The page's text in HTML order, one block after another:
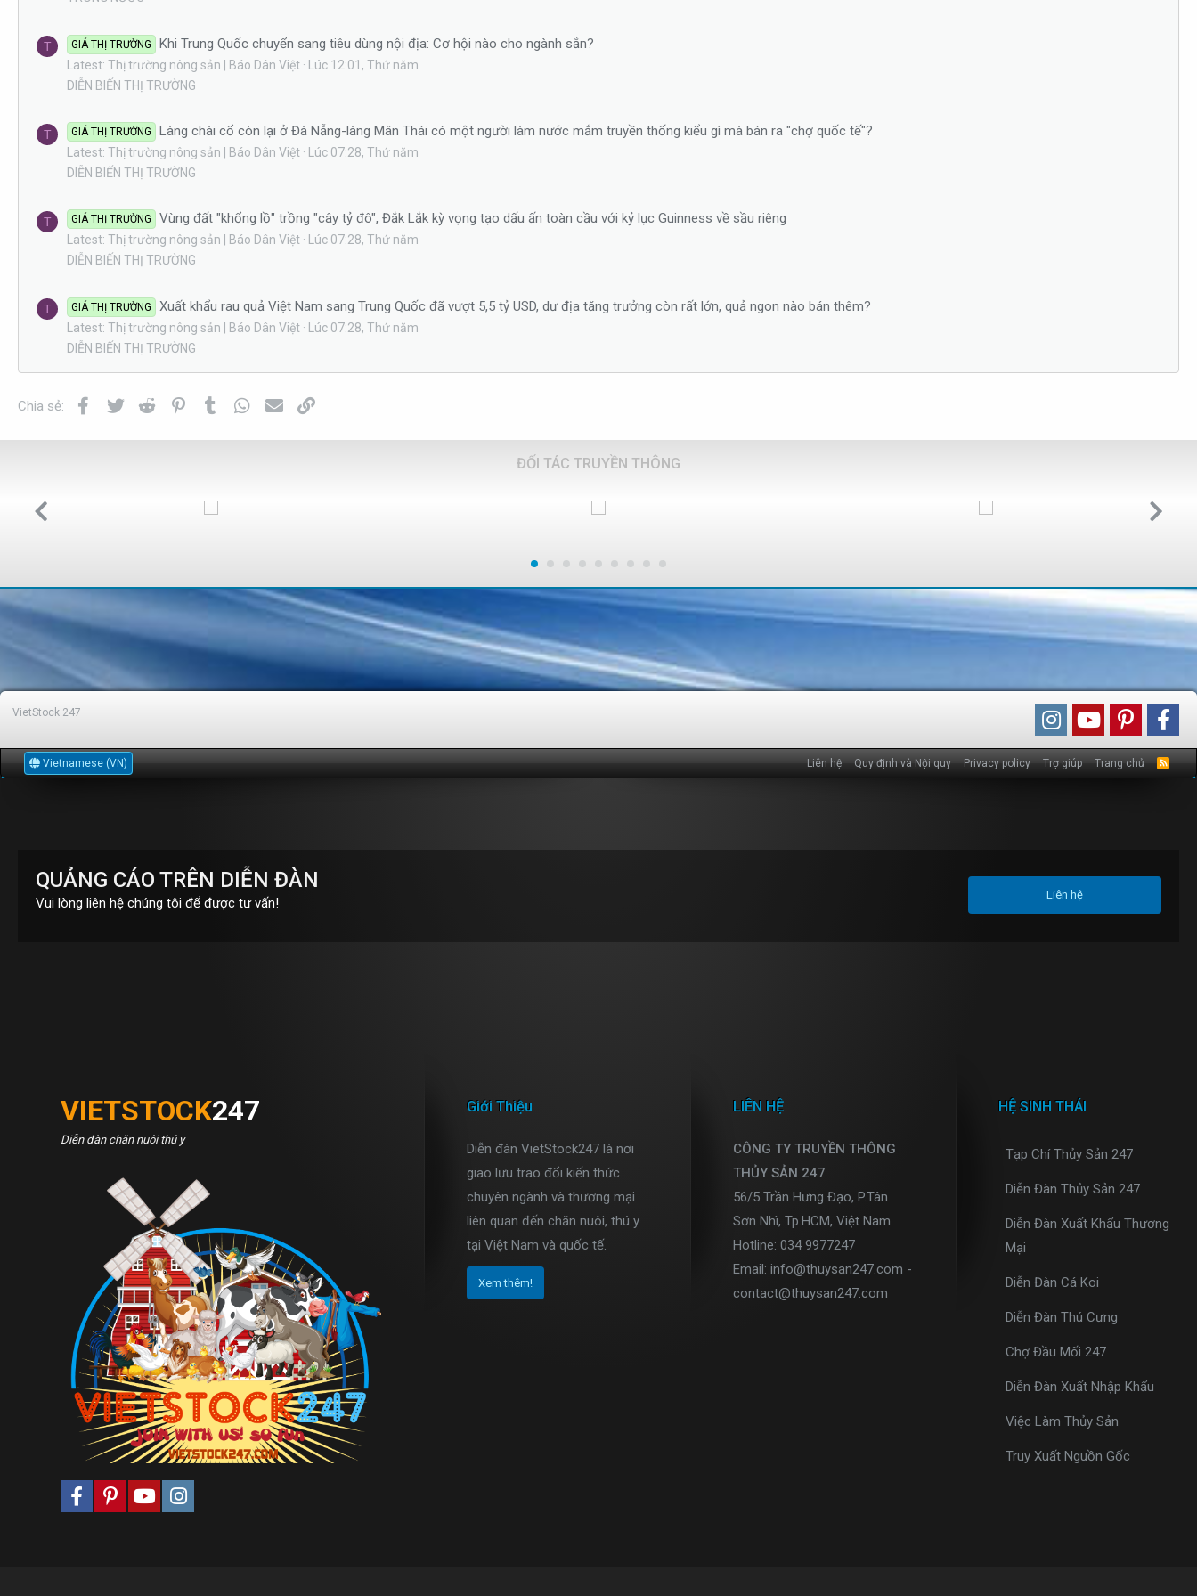
T GIÁ THỊ TRƯỜNG Khi Trung Quốc chuyển sang tiêu dùng nội địa: Cơ hội nào cho ngành sắn?
Latest: Thị trường nông sản | Báo Dân Việt
Lúc 12:01, Thứ năm
DIỄN BIẾN THỊ TRƯỜNG
T GIÁ THỊ TRƯỜNG Làng chài cổ còn lại ở Đà Nẵng-làng Mân Thái có một người làm nước mắm truyền thống kiểu gì mà bán ra "chợ quốc tế"?
Latest: Thị trường nông sản | Báo Dân Việt
Lúc 07:28, Thứ năm
DIỄN BIẾN THỊ TRƯỜNG
T GIÁ THỊ TRƯỜNG Vùng đất "khổng lồ" trồng "cây tỷ đô", Đắk Lắk kỳ vọng tạo dấu ấn toàn cầu với kỷ lục Guinness về sầu riêng
Latest: Thị trường nông sản | Báo Dân Việt
Lúc 07:28, Thứ năm
DIỄN BIẾN THỊ TRƯỜNG
T GIÁ THỊ TRƯỜNG Xuất khẩu rau quả Việt Nam sang Trung Quốc đã vượt 5,5 tỷ USD, dư địa tăng trưởng còn rất lớn, quả ngon nào bán thêm?
Latest: Thị trường nông sản | Báo Dân Việt
Lúc 07:28, Thứ năm
DIỄN BIẾN THỊ TRƯỜNG
Chia sẻ: Facebook
Twitter Reddit PinterestTumblr WhatsApp
Email
ĐỐI TÁC TRUYỀN THÔNG
VietStock 247
Vietnamese (VN) Liên hệ Quy định và Nội quy Privacy policy Trợ giúp Trang chủ
R
QUẢNG CÁO TRÊN DIỄN ĐÀN
Vui lòng liên hệ chúng tôi để được tư vấn!
Liên hệ
VIETSTOCK247
Diễn đàn chăn nuôi thú y
Giới Thiệu
Diễn đàn VietStock247 là nơi
giao lưu trao đổi kiến thức
chuyên ngành và thương mại
liên quan đến chăn nuôi, thú y
tại Việt Nam và quốc tế.
Xem thêm!
LIÊN HỆ
CÔNG TY TRUYỀN THÔNG
THỦY SẢN 247
56/5 Trần Hưng Đạo, P.Tân
Sơn Nhì, Tp.HCM, Việt Nam.
Hotline: 034 9977247
Email: info@thuysan247.com -
contact@thuysan247.com
HỆ SINH THÁI
Tạp Chí Thủy Sản 247
Diễn Đàn Thủy Sản 247
Diễn Đàn Xuất Khẩu Thương
Mại
Diễn Đàn Cá Koi
Diễn Đàn Thú Cưng
Chợ Đầu Mối 247
Diễn Đàn Xuất Nhập Khẩu
Việc Làm Thủy Sản
Truy Xuất Nguồn Gốc